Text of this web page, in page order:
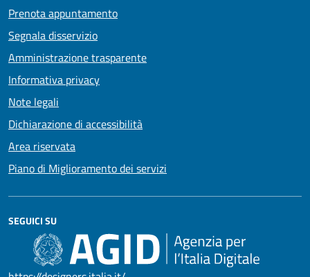
Prenota appuntamento
Segnala disservizio
Amministrazione trasparente
Informativa privacy
Note legali
Dichiarazione di accessibilità
Area riservata
Piano di Miglioramento dei servizi
SEGUICI SU